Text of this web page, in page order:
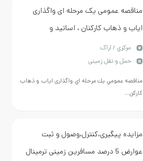
مناقصه عمومی یک مرحله ای واگذاری
ایاب و ذهاب کارکنان ، اساتید و
دانشجویان و امور حمل و نقل درون
شهری و برون شهری مجتم
مركزي / اراک
حمل و نقل زمینی
مناقصه عمومي يك مرحله اي واگذاری ایاب و ذهاب
کارکن...
مزایده پیگیری،کنترل،وصول و ثبت
عوارض 5 درصد مسافرین زمینی ترمینال